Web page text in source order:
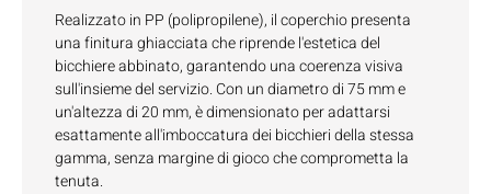
Realizzato in PP (polipropilene), il coperchio presenta
una finitura ghiacciata che riprende l'estetica del
bicchiere abbinato, garantendo una coerenza visiva
sull'insieme del servizio. Con un diametro di 75 mm e
un'altezza di 20 mm, è dimensionato per adattarsi
esattamente all'imboccatura dei bicchieri della stessa
gamma, senza margine di gioco che comprometta la
tenuta.